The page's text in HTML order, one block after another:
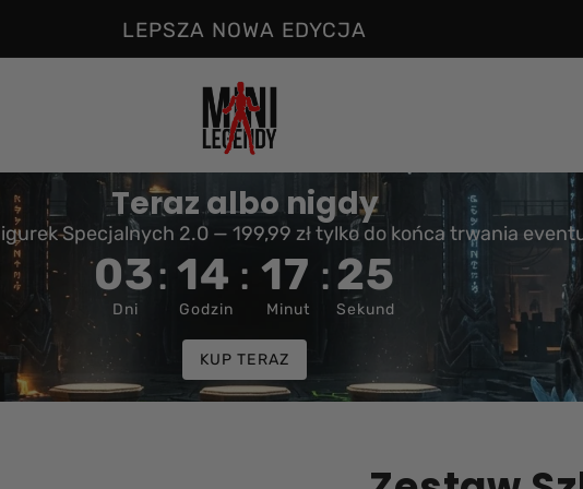
LEPSZA NOWA EDYCJA
Teraz albo nigdy
Specjalnych 2.0 — 199,99 zł tylko do końca trwania
03: 14 : 17 :24
Dni Godzin Minut Sekund
KUP TERAZ